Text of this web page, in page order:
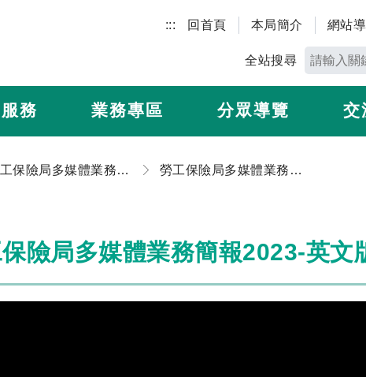
::: 回首頁 本局簡介 網站
全站搜尋
務 業務專區 分眾導覽 交
勞工保險局多媒體業務簡報 勞工保險局多媒體業務簡報2023-英文版
險局多媒體業務簡報2023-英文